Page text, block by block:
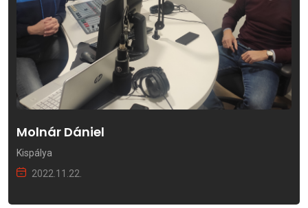
Molnár Dániel
Kispálya
2022.11.22.